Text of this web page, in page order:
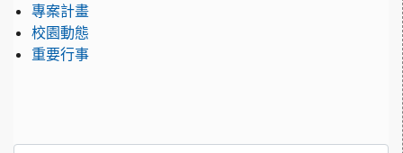
專案計畫
校園動態
重要行事